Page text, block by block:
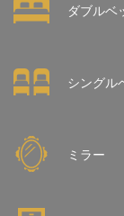
ダブルベ
シングル
ミラー